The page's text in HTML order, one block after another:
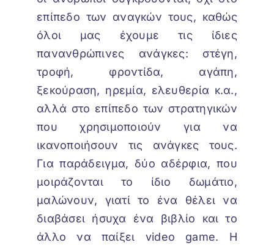
επίπεδο των αναγκών τους, καθώς
όλοι μας έχουμε τις ίδιες
πανανθρώπινες ανάγκες: στέγη,
τροφή, φροντίδα, αγάπη,
ξεκούραση, ηρεμία, ελευθερία κ.α.,
αλλά στο επίπεδο των στρατηγικών
που χρησιμοποιούν για να
ικανοποιήσουν τις ανάγκες τους.
Για παράδειγμα, δύο αδέρφια, που
μοιράζονται το ίδιο δωμάτιο,
μαλώνουν, γιατί το ένα θέλει να
διαβάσει ήσυχα ένα βιβλίο και το
άλλο να παίξει video game. Η